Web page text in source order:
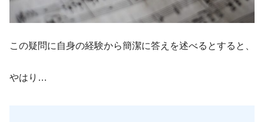
この疑問に自身の経験から簡潔に答えを述べるとすると、
やはり…